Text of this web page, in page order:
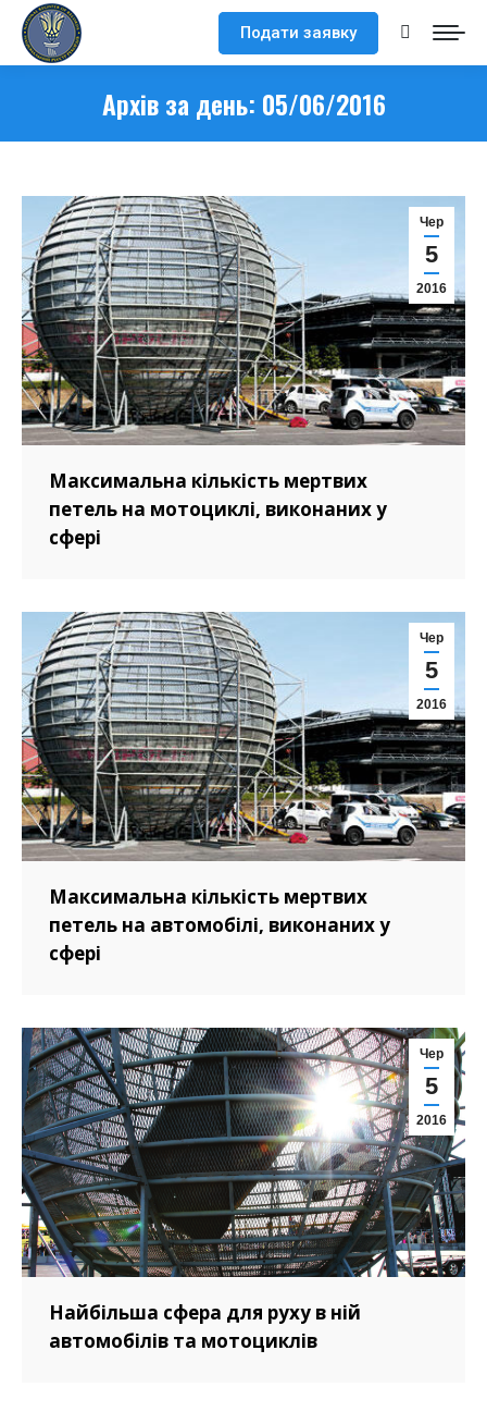
Подати заявку Search:
Архів за день: 05/06/2016
Чер
5
2016
Максимальна кількість мертвих
петель на мотоциклі, виконаних у
сфері
Чер
5
2016
Максимальна кількість мертвих
петель на автомобілі, виконаних у
сфері
Чер
5
2016
Найбільша сфера для руху в ній
автомобілів та мотоциклів